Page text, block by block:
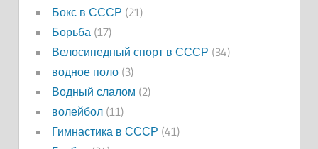
Бокс в СССР (21)
Борьба (17)
Велосипедный спорт в СССР (34)
водное поло(3)
Водный слалом (2)
волейбол(11)
Гимнастика в СССР (41)